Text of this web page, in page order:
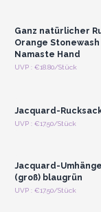
Ganz natürlicher
Orange Stonewash
Namaste Hand
UVP : €18.80/Stück
Anmelden
Jacquard-
UVP : €17.50/Stück
Anmelden
Jacquard-
(groß) blaugrün
UVP : €17.50/Stück
Anmelden